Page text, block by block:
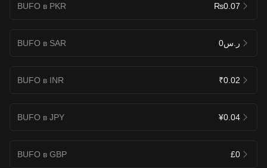
BUFO в PKR ₨0.07
BUFO в SAR ر.س0
BUFO в INR ₹0.02
BUFO в JPY ¥0.04
BUFO в GBP £0